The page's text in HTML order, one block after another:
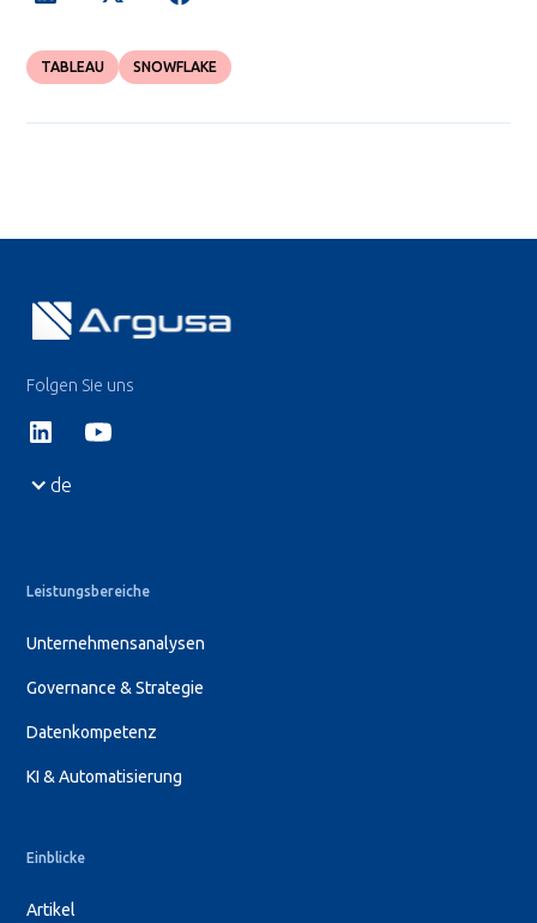
TABLEAU SNOWFLAKE
Folgen Sie uns
de
Leistungsbereiche
Unternehmensanalysen
Governance & Strategie
Datenkompetenz
KI & Automatisierung
Einblicke
Artikel